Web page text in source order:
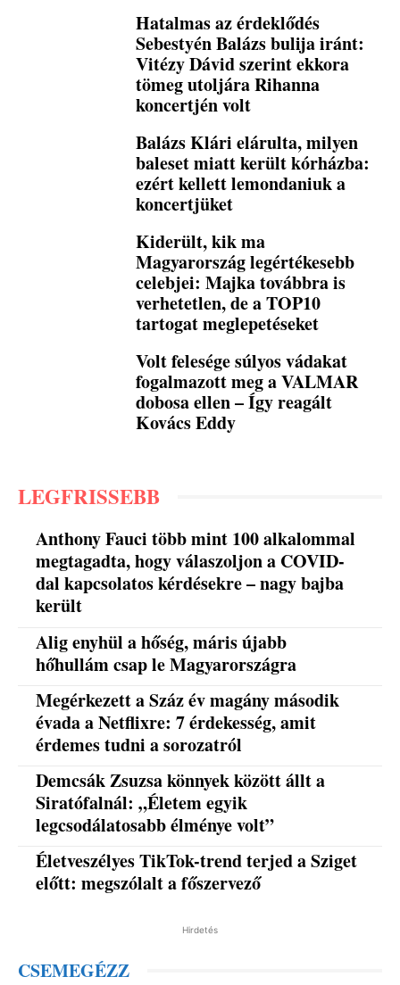
Hatalmas az érdeklődés
Sebestyén Balázs bulija iránt:
Vitézy Dávid szerint ekkora
tömeg utoljára Rihanna
koncertjén volt
Balázs Klári elárulta, milyen
baleset miatt került kórházba:
ezért kellett lemondaniuk a
koncertjüket
Kiderült, kik ma
Magyarország legértékesebb
celebjei: Majka továbbra is
verhetetlen, de a TOP10
tartogat meglepetéseket
Volt felesége súlyos vádakat
fogalmazott meg a VALMAR
dobosa ellen – Így reagált
Kovács Eddy
LEGFRISSEBB
Anthony Fauci több mint 100 alkalommal
megtagadta, hogy válaszoljon a COVID-
dal kapcsolatos kérdésekre – nagy bajba
került
Alig enyhül a hőség, máris újabb
hőhullám csap le Magyarországra
Megérkezett a Száz év magány második
évada a Netflixre: 7 érdekesség, amit
érdemes tudni a sorozatról
Demcsák Zsuzsa könnyek között állt a
Siratófalnál: „Életem egyik
legcsodálatosabb élménye volt”
Életveszélyes TikTok-trend terjed a Sziget
előtt: megszólalt a főszervező
Hirdetés
CSEMEGÉZZ